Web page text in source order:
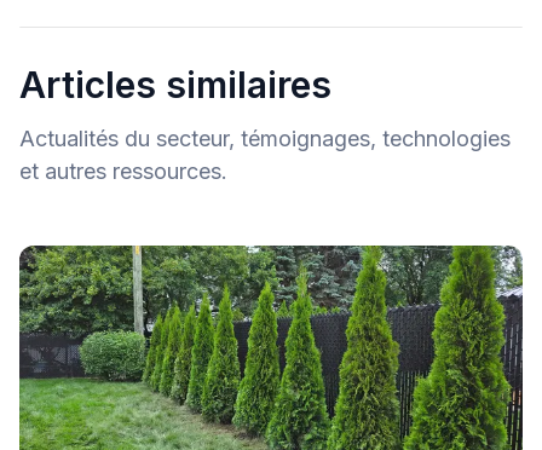
Articles similaires
Actualités du secteur, témoignages, technologies
et autres ressources.